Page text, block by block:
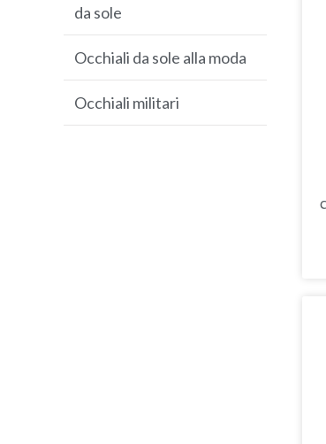
da sole
Occhiali da sole alla moda
Occhiali militari